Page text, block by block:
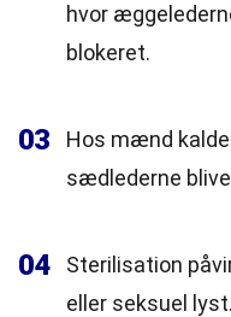
hvor
blokeret.
03
Hos mænd
sædlederne
04
Sterilisation
eller seksuel lyst.